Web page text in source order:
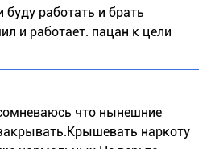
работать и брать
и работает. пацан к цели
что нынешние
наркоту